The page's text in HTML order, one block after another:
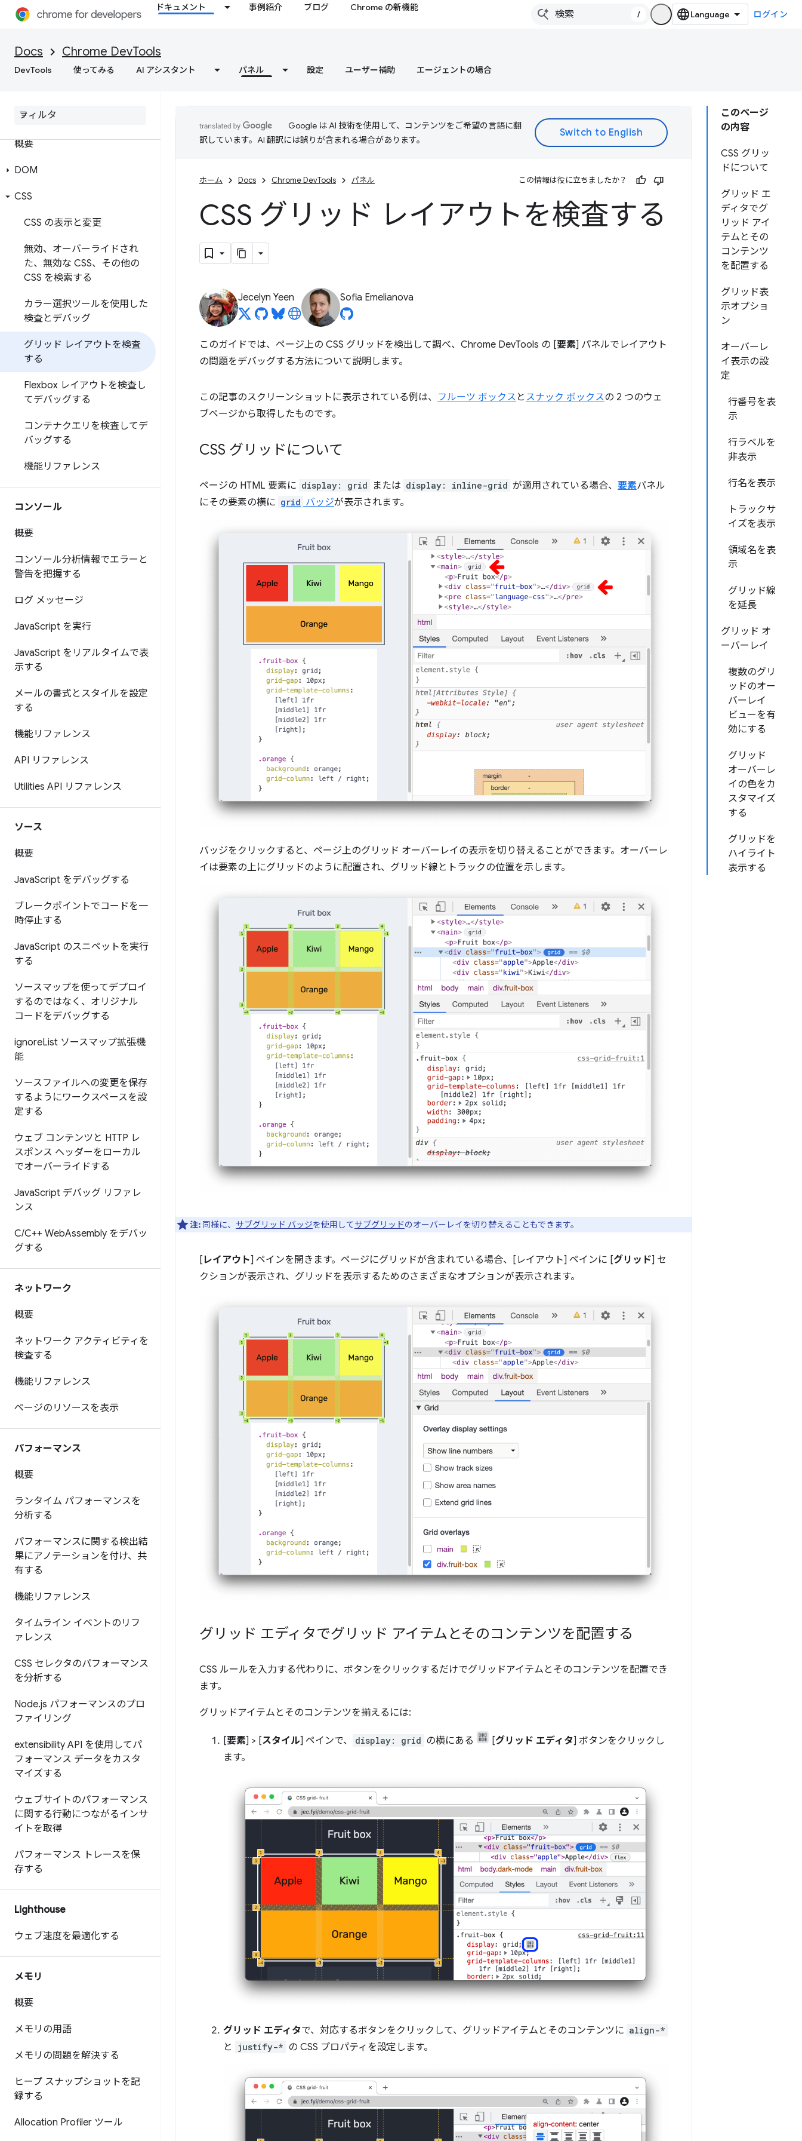
ドキュメント 事例紹介 ブログ Chrome の新機能
/ ログイン
Docs Chrome DevTools
DevTools 使ってみる AI アシスタント パネル 設定 ユーザー補助 エージェントの場合
要素
概要
DOM
CSS
CSS の表示と変更
無効、オーバーライドされ
た、無効な CSS、その他の
CSS を検索する
カラー選択ツールを使用した
検査とデバッグ
グリッド レイアウトを検査
する
Flexbox レイアウトを検査し
てデバッグする
コンテナクエリを検査してデ
バッグする
機能リファレンス
コンソール
概要
コンソール分析情報でエラーと
警告を把握する
ログ メッセージ
JavaScript を実行
JavaScript をリアルタイムで表
示する
メールの書式とスタイルを設定
する
機能リファレンス
API リファレンス
Utilities API リファレンス
ソース
概要
JavaScript をデバッグする
ブレークポイントでコードを一
時停止する
JavaScript のスニペットを実行
する
ソースマップを使ってデプロイ
するのではなく、オリジナル
コードをデバッグする
ignoreList ソースマップ拡張機
能
ソースファイルへの変更を保存
するようにワークスペースを設
定する
ウェブ コンテンツと HTTP レ
スポンス ヘッダーをローカル
でオーバーライドする
JavaScript デバッグ リファレ
ンス
C/C++ WebAssembly をデバッ
グする
ネットワーク
概要
ネットワーク アクティビティを
検査する
機能リファレンス
ページのリソースを表示
パフォーマンス
概要
ランタイム パフォーマンスを
分析する
パフォーマンスに関する検出結
果にアノテーションを付け、共
有する
機能リファレンス
タイムライン イベントのリフ
ァレンス
CSS セレクタのパフォーマンス
を分析する
Node.js パフォーマンスのプロ
ファイリング
extensibility API を使用してパ
フォーマンス データをカスタ
マイズする
ウェブサイトのパフォーマンス
に関する行動につながるインサ
イトを取得
パフォーマンス トレースを保
存する
Lighthouse
ウェブ速度を最適化する
メモリ
概要
メモリの用語
メモリの問題を解決する
ヒープ スナップショットを記
録する
Allocation Profiler ツール
このページ
の内容
CSS グリッ
ドについて
グリッド エ
ディタでグ
リッド アイ
テムとその
コンテンツ
を配置する
グリッド表
示オプショ
ン
オーバーレ
イ表示の設
定
行番号を表
示
行ラベルを
非表示
行名を表示
トラックサ
イズを表示
領域名を表
示
グリッド線
を延長
グリッド オ
ーバーレイ
複数のグリ
ッドのオー
バーレイ
ビューを有
効にする
グリッド
オーバーレ
イの色をカ
スタマイズ
する
グリッドを
ハイライト
表示する
Google は AI 技術を使用して、コンテンツをご希望の言語に翻
訳しています。AI 翻訳には誤りが含まれる場合があります。
ホーム Docs Chrome DevTools パネル この情報は役に立ちましたか？
CSS グリッド レイアウトを検査する
Jecelyn Yeen Sofia Emelianova
このガイドでは、ページ上の CSS グリッドを検出して調べ、Chrome DevTools の [要素] パネルでレイアウト
の問題をデバッグする方法について説明します。
この記事のスクリーンショットに表示されている例は、 フルーツ ボックス と スナック ボックスの 2 つのウェ
ブページから取得したものです。
CSS グリッドについて
ページの HTML 要素に display: grid または display: inline-grid が適用されている場合、 要素パネル
にその要素の横に grid バッジが表示されます。
バッジをクリックすると、ページ上のグリッド オーバーレイの表示を切り替えることができます。オーバーレ
イは要素の上にグリッドのように配置され、グリッド線とトラックの位置を示します。
注: 同様に、 サブグリッド バッジを使用してサブグリッドのオーバーレイを切り替えることもできます。
[ レイアウト] ペインを開きます。ページにグリッドが含まれている場合、[レイアウト] ペインに [グリッド] セ
クションが表示され、グリッドを表示するためのさまざまなオプションが表示されます。
グリッド エディタでグリッド アイテムとそのコンテンツを配置する
CSS ルールを入力する代わりに、ボタンをクリックするだけでグリッドアイテムとそのコンテンツを配置でき
ます。
グリッドアイテムとそのコンテンツを揃えるには:
[要素] > [スタイル] ペインで、 display: grid の横にある [グリッド エディタ] ボタンをクリックし
ます。
グリッド エディタで、対応するボタンをクリックして、グリッドアイテムとそのコンテンツに align-*
と justify-* の CSS プロパティを設定します。